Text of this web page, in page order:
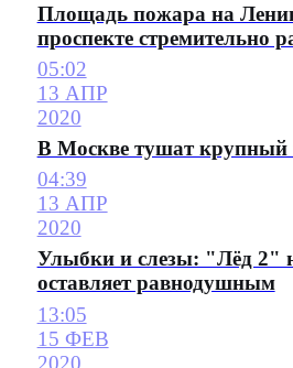
Площадь пожара на
проспекте стремительно
05:02
13 АПР
2020
В Москве тушат крупный
04:39
13 АПР
2020
Улыбки и слезы: "Лёд 2"
оставляет равнодушным
13:05
15 ФЕВ
2020